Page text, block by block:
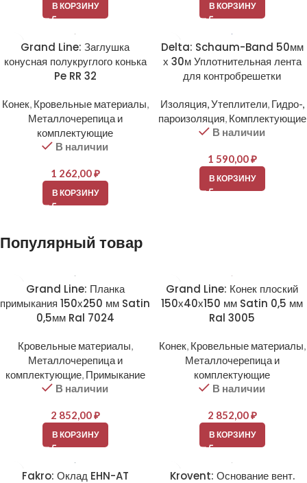
В КОРЗИНУ В КОРЗИНУ
Grand Line: Заглушка
конусная полукруглого конька
Pe RR 32
Конек, Кровельные материалы,
Металлочерепица и
комплектующие
В наличии
1 262,00₽
В КОРЗИНУ
Delta: Schaum-Band 50мм
х 30м Уплотнительная лента
для контробрешетки
Изоляция, Утеплители, Гидро-,
пароизоляция, Комплектующие
В наличии
1 590,00₽
В КОРЗИНУ
Популярный товар
Grand Line: Планка
примыкания 150х250 мм Satin
0,5мм Ral 7024
Кровельные материалы,
Металлочерепица и
комплектующие, Примыкание
В наличии
2 852,00₽
В КОРЗИНУ
Grand Line: Конек плоский
150х40х150 мм Satin 0,5 мм
Ral 3005
Конек, Кровельные материалы,
Металлочерепица и
комплектующие
В наличии
2 852,00₽
В КОРЗИНУ
Fakro: Оклад EHN-AT
Krovent: Основание вент.